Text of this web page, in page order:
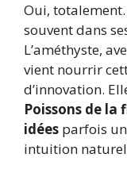
Oui, totalement.
souvent dans
L’améthyste,
vient nourrir
d’innovation.
Poissons de
idées parfois
intuition